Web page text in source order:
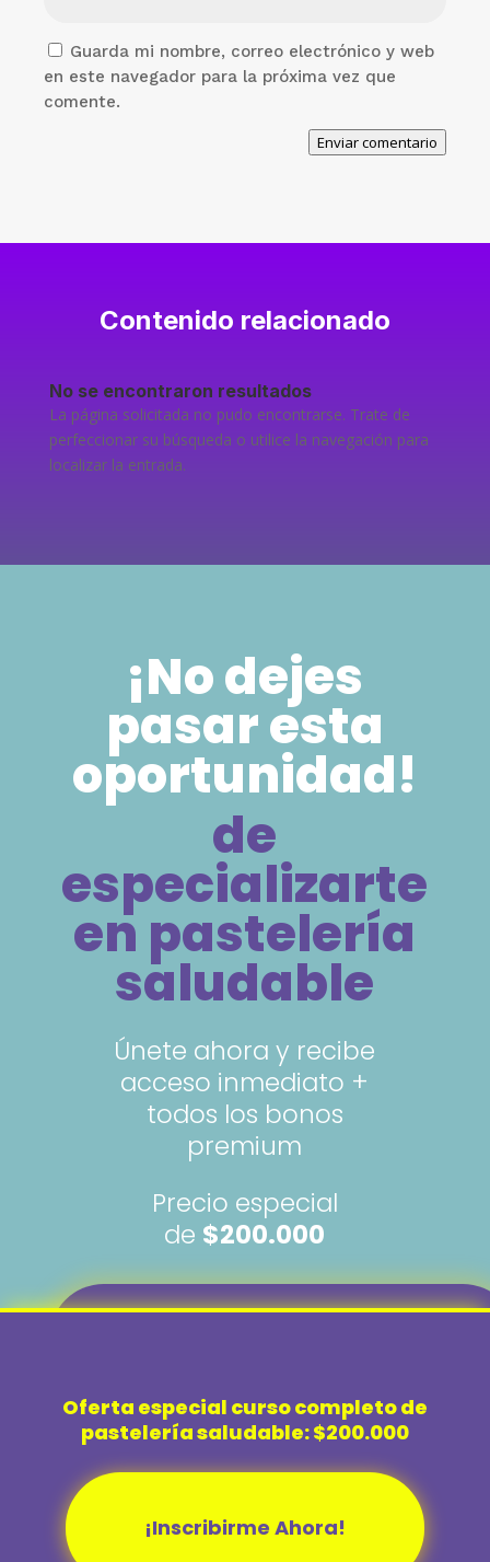
Guarda mi nombre, correo electrónico y web
en este navegador para la próxima vez que
comente.
Enviar comentario
Contenido relacionado
No se encontraron resultados
La página solicitada no pudo encontrarse. Trate de
perfeccionar su búsqueda o utilice la navegación para
localizar la entrada.
Oferta especial curso completo de
pastelería saludable: $200.000
¡Inscribirme Ahora!
¡No dejes
pasar esta
oportunidad!
de
especializarte
en pastelería
saludable
Únete ahora y recibe
acceso inmediato +
todos los bonos
premium
Precio especial
de $200.000
APROVECHAR